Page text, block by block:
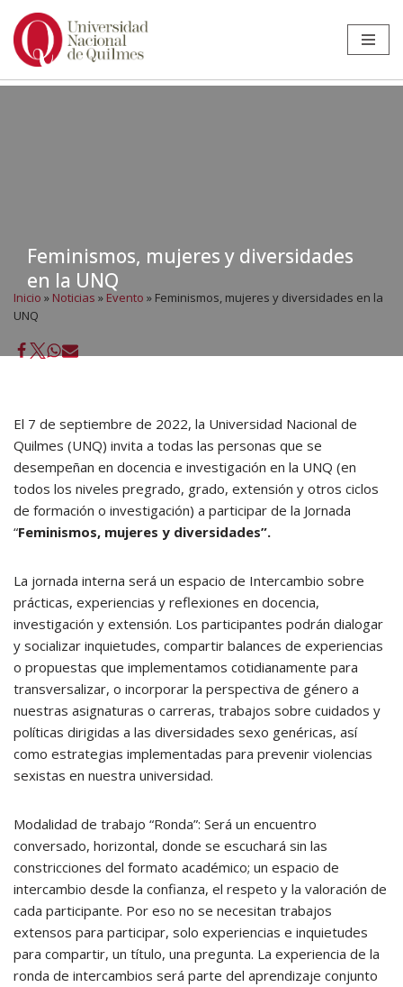
Ir
Feminismos, mujeres y diversidades
en la UNQ
Inicio » Noticias » Evento » Feminismos, mujeres y diversidades en la
UNQ
El 7 de septiembre de 2022, la Universidad Nacional de
Quilmes (UNQ) invita a todas las personas que se
desempeñan en docencia e investigación en la UNQ (en
todos los niveles pregrado, grado, extensión y otros ciclos
de formación o investigación) a participar de la Jornada
“Feminismos, mujeres y diversidades”.
La jornada interna será un espacio de Intercambio sobre
prácticas, experiencias y reflexiones en docencia,
investigación y extensión. Los participantes podrán dialogar
y socializar inquietudes, compartir balances de experiencias
o propuestas que implementamos cotidianamente para
transversalizar, o incorporar la perspectiva de género a
nuestras asignaturas o carreras, trabajos sobre cuidados y
políticas dirigidas a las diversidades sexo genéricas, así
como estrategias implementadas para prevenir violencias
sexistas en nuestra universidad.
Modalidad de trabajo “Ronda”: Será un encuentro
conversado, horizontal, donde se escuchará sin las
constricciones del formato académico; un espacio de
intercambio desde la confianza, el respeto y la valoración de
cada participante. Por eso no se necesitan trabajos
extensos para participar, solo experiencias e inquietudes
para compartir, un título, una pregunta. La experiencia de la
ronda de intercambios será parte del aprendizaje conjunto